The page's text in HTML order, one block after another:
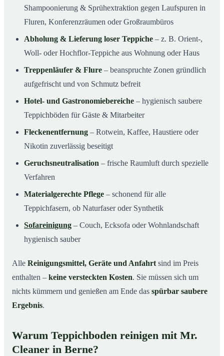
Shampoonierung & Sprühextraktion gegen Laufspuren in
Fluren, Konferenzräumen oder Großraumbüros
Abholung & Lieferung loser Teppiche – z. B. Orient-,
Woll- oder Hochflor-Teppiche aus Wohnung oder Haus
Treppenläufer & Flure – beanspruchte Zonen gründlich
aufgefrischt und von Schmutz befreit
Hotel- und Gastronomiebereiche – hygienisch saubere
Teppichböden für Gäste & Mitarbeiter
Fleckenentfernung – Rotwein, Kaffee, Haustiere oder
Nikotin zuverlässig beseitigt
Geruchsneutralisation – frische Raumluft durch spezielle
Verfahren
Materialgerechte Pflege – schonend für alle
Teppichfasern, ob Naturfaser oder Synthetik
Sofareinigung – Couch, Ecksofa oder Wohnlandschaft
hygienisch sauber
Alle Reinigungsmittel, Geräte und Anfahrt sind im Preis
enthalten – keine versteckten Kosten. Sie müssen sich um
nichts kümmern und genießen am Ende das spürbar saubere
Ergebnis.
Warum Teppichboden reinigen mit Mr.
Cleaner in Berne?